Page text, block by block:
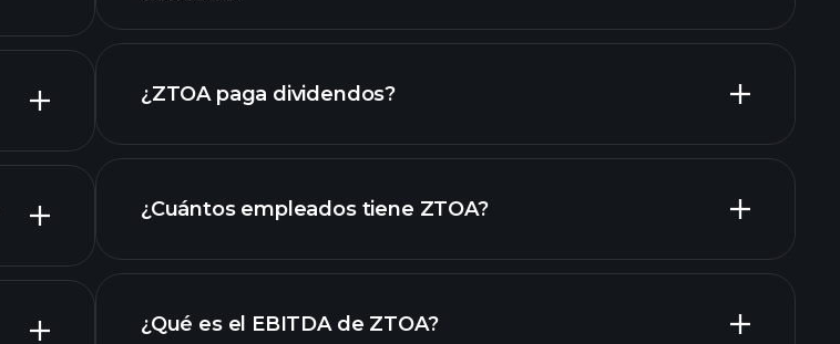
informes financieros de ZTOA
informes financieros de ZTOA
¿ZTOA paga dividendos?
acciones de alto dividendo
¿Cuántos empleados tiene ZTOA?
¿Qué es el EBITDA de ZTOA?